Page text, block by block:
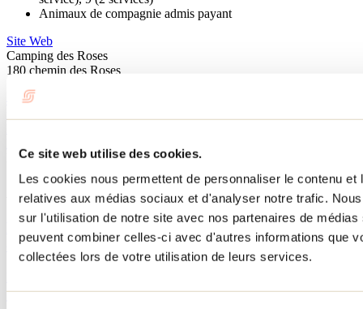
Ce site web utilise des cookies.
Les cookies nous permettent de personnaliser le contenu
relatives aux médias sociaux et d'analyser notre trafic.
sur l'utilisation de notre site avec nos partenaires de
peuvent combiner celles-ci avec d'autres informations que
collectées lors de votre utilisation de leurs services.
Animaux de compagnie admis payant
Site Web
Camping des Roses
180 chemin des Roses
450 833-5556
No d'enregistrement203781
À lire sur le blogue
Répertoire des hébergements qui acceptent les chiens
dans Lanaudière